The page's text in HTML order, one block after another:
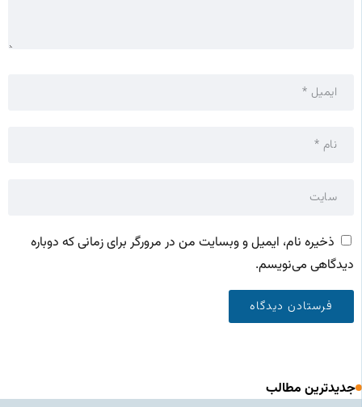
ذخیره نام، ایمیل و وبسایت من در مرورگر برای زمانی که دوباره
دیدگاهی می‌نویسم.
جدیدترین مطالب